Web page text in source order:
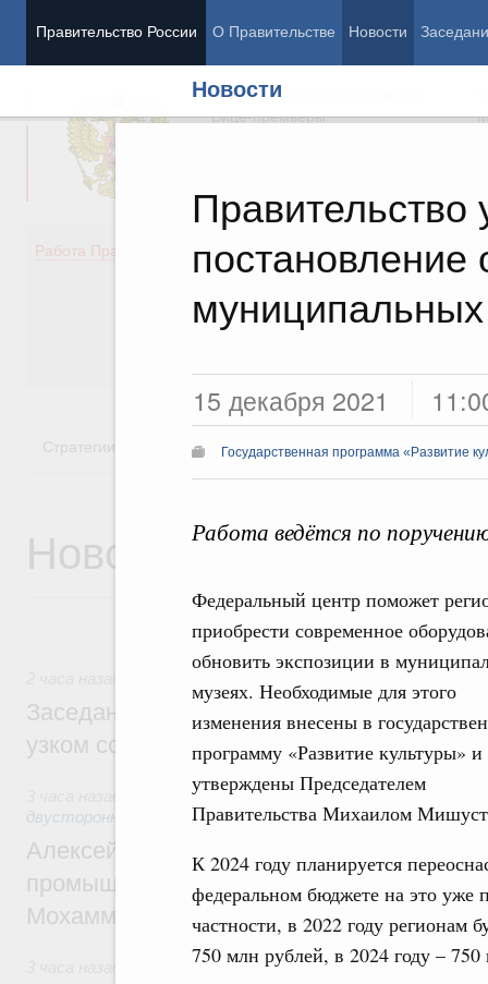
Правительство России О Правительстве Новости
Новости
Правительство
15 декабря 2021
Государственная программа «Развитие
Работа ведётся по
Федеральный центр поможет
приобрести современное
обновить экспозиции в
музеях. Необходимые для этого
изменения внесены в
программу «Развитие культуры» и
утверждены Председателем
Правительства Михаилом
К 2024 году планируется
федеральном бюджете на это уже
частности, в 2022 году регионам
750 млн рублей, в 2024 году –
Председатель Правительства
Вице-премьеры
Работа Правительства
Демография
Здоровье
Культура
Стратегии Государственные программы
Новости
Евразийский экономический союз.
Заседание Евразийского
узком составе
Экономические отношения с зарубежными
двусторонней основе
Алексей Оверчук провёл рабочую
промышленности, недропользования и
Мохаммадом Атабаком
Внутренний и въездной туризм